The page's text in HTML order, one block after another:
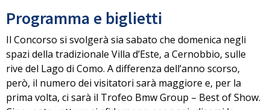
Programma e biglietti
Il Concorso si svolgerà sia sabato che domenica negli
spazi della tradizionale Villa d’Este, a Cernobbio, sulle
rive del Lago di Como. A differenza dell’anno scorso,
però, il numero dei visitatori sarà maggiore e, per la
prima volta, ci sarà il Trofeo Bmw Group – Best of Show.